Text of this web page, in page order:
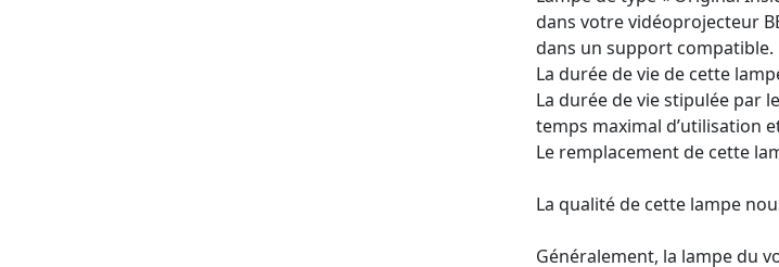
dans votre vidéoprojecteur
dans un support compatible.
La durée de vie de cette
La durée de vie stipulée par
temps maximal d’utilisation
Le remplacement de cette
La qualité de cette lampe
Généralement, la lampe du